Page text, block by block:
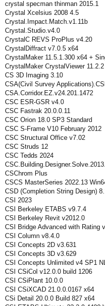
crystal specman thinman 2015.1
Crystal Xcelsius 2008 4.5
Crystal.Impact.Match.v1.11b
Crystal.Studio.v4.0
CrystalC REVS ProPlus v4.20
CrystalDiffract v7.0.5 x64
CrystalMaker 11.5.1.300 x64 +
CrystalMaker CrystalViewer 11.2.2
CS 3D Imaging 3.10
CSA(Civil Survey
CSA.Corridor.EZ.v24.201.1472
CSC ESR-GSR v4.0
CSC Fastrak 20.0.0.11
CSC Orion 18.0 SP3 Standard
CSC S-Frame V10 February 2012
CSC Structural Office v7.02
CSC Struds 12
CSC Tedds 2024
CSChrom Plus
CSCS MasterSeries 2022.13
CSD (Completion String Design)
CSI 2023
CSI Berkeley ETABS v9.7.4
CSI Berkeley Revit v2012.0
CSI Bridge Advanced with Rating
CSI Column v8.4.0
CSI Concepts 2D v3.631
CSI Concepts 3D v3.629
CSI Concepts Unlimited v4 SP1
CSI CSiCol v12.0.0 build 1206
CSI CSiPlant 10.0.0
CSI CSiXCAD 21.0.0.0167 x64
CSi Detail 20.0.0 Build 827 x64